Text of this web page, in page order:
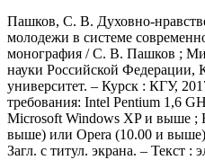
Пашков, С. В. Духовно-
молодежи в системе
монография / С. В. Пашков ;
науки Российской Федерации,
университет. – Курск : КГУ,
требования: Intel Pentium 1,6
Microsoft Windows XP и выше
выше) или Opera (10.00 и
Загл. с титул. экрана. – Текст :